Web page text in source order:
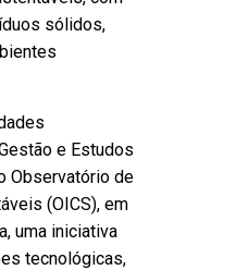
sólidos,
e Estudos
Observatório de
(OICS), em
uma iniciativa
tecnológicas,